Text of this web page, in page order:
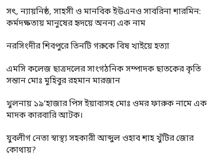
সৎ, ন্যায়নিষ্ঠ, সাহসী ও মানবিক ইউএনও সাবরিনা শারমিন:
কর্মদক্ষতায় মানুষের হৃদয়ে অনন্য এক নাম
নরসিংদীর শিবপুরে তিনটি গরুকে বিষ খাইয়ে হত্যা
এমসি কলেজ ছাত্রদলের সাংগঠনিক সম্পাদক ছাতকের কৃতি
সন্তান মোঃ মুহিবুর রহমান মারজান
খুলনায় ১৯’হাজার পিস ইয়াবাসহ মোঃ ওমর ফারুক নামে এক
মাদক কারবারি আটক।
যুবলীগ নেতা স্বাস্থ্য সহকারী আব্দুল ওহাব শাহ খুঁটির জোর
কোথায়?